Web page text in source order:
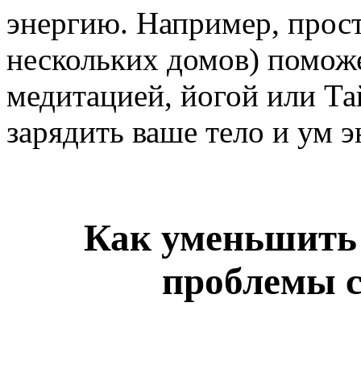
энергию. Например,
нескольких домов)
медитацией, йогой или
зарядить ваше тело и ум
Как уменьшить
проблемы